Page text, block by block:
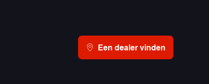
Een dealer vinden